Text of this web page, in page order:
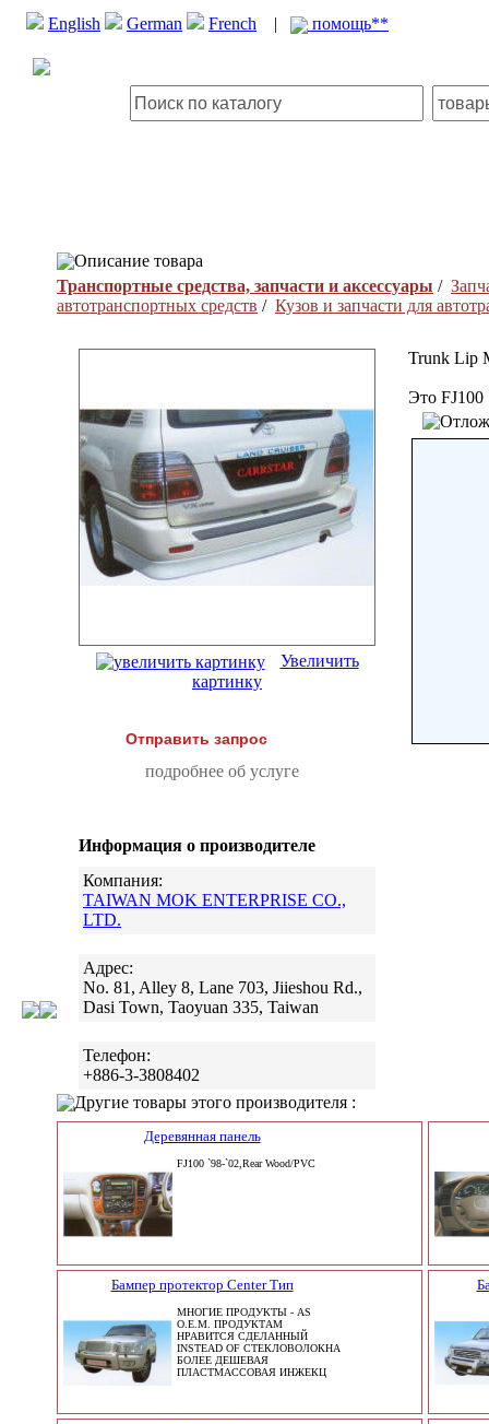
English German French | помощь**
Описание товара
Транспортные средства, запчасти и аксессуары /
автотранспортных средств / Кузов и запчасти для
Увеличить
картинку
Отправить запрос
подробнее об услуге
Информация о производителе
Компания:
TAIWAN MOK ENTERPRISE CO.,
LTD.
Адрес:
No. 81, Alley 8, Lane 703, Jiieshou Rd.,
Dasi Town, Taoyuan 335, Taiwan
Телефон:
+886-3-3808402
Trunk Lip
Это FJ100
Другие товары этого производителя :
Деревянная панель
FJ100 `98-`02,Rear Wood/PVC
Бампер протектор Center Тип
МНОГИЕ ПРОДУКТЫ - AS
O.E.M. ПРОДУКТАМ
НРАВИТСЯ СДЕЛАННЫЙ
INSTEAD OF СТЕКЛОВОЛОКНА
БОЛЕЕ ДЕШЕВАЯ
ПЛАСТМАССОВАЯ ИНЖЕКЦ